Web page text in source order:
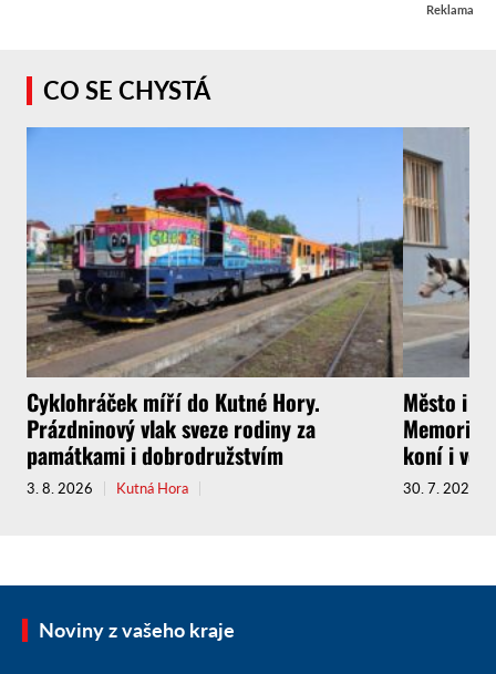
Reklama
CO SE CHYSTÁ
Cyklohráček míří do Kutné Hory.
Prázdninový vlak sveze rodiny za
památkami i dobrodružstvím
3. 8. 2026 Kutná Hora
Město i
Memoriál
koní i
30. 7. 2026
Noviny z vašeho kraje